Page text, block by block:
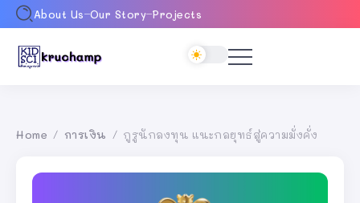
About Us Our Story Projects
Home / การเงิน / กูรูนักลงทุน แนะกลยุทธ์สู่ความมั่งคั่ง